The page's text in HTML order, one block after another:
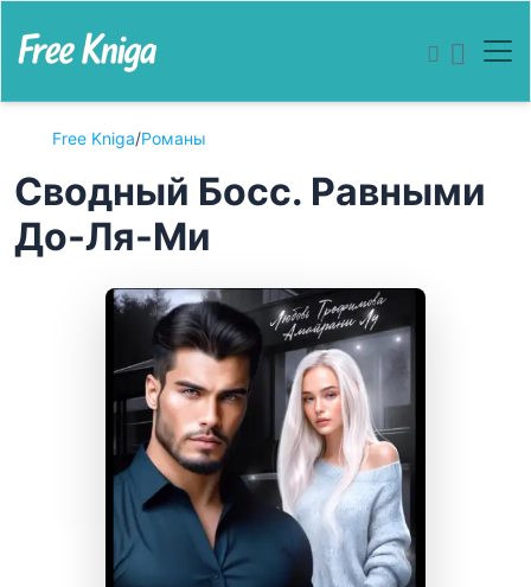
Free Kniga/Романы
Сводный Босс. Равными
До-Ля-Ми